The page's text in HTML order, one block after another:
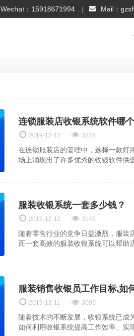
Wechat：15918671994 Mail：
连锁服装店收银系统软件哪
2019-12-13 3228
在连锁服装店的管理中，选择一款好
场上涌现出了许多优秀的收银软件供
服装收银系统一套多少钱？
2019-12-12 3145
随着零售行业的竞争日益激烈，服装
而一套高效的服装收银系统可以帮助
服装销售收银员工作目标,如
2019-12-11 3095
随着技术的不断发展，收银系统已成
如何利用收银系统提高工作效率、实